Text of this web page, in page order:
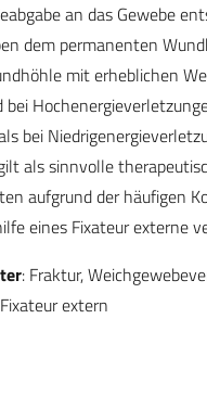
an das Gewebe
dem permanenten
mit erheblichen
bei
bei
als sinnvolle
aufgrund der häufigen
eines Fixateur externe
: Fraktur,
extern